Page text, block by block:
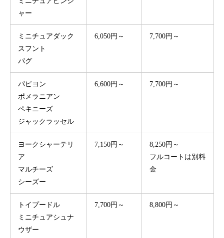
ャー
ミニチュアダック
スフント
パグ
6,050円～ 7,700円～
パピヨン
ポメラニアン
ペキニーズ
ジャックラッセル
6,600円～ 7,700円～
ヨークシャーテリ
ア
マルチーズ
シーズー
7,150円～
8,250円～
フルコートは別料
金
トイプードル
ミニチュアシュナ
ウザー
7,700円～ 8,800円～